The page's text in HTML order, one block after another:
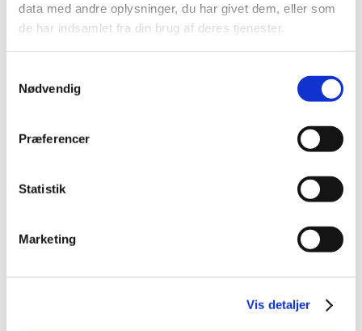
data med andre oplysninger, du har givet dem, eller som
de har indsamlet fra din brug af deres tjenester.
Nødvendig
Præferencer
Statistik
Marketing
Vis detaljer
2017 (31)
2016 (42)
2015 (30)
2013 (44)
2011 (13)
2009 (13)
2007 (3)
2005 (2)